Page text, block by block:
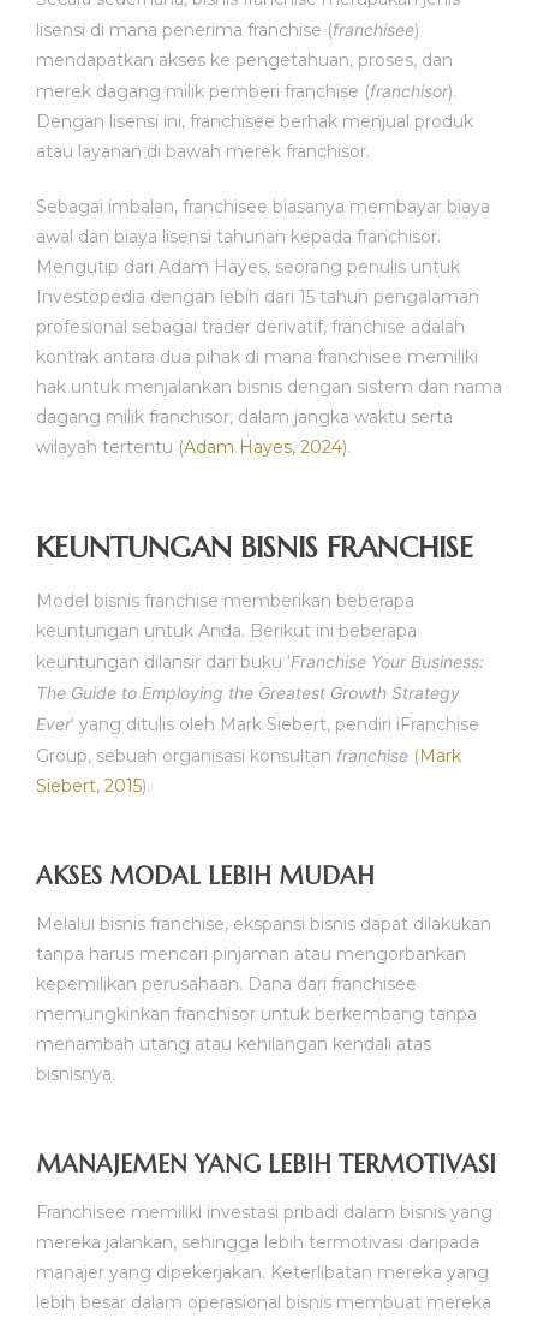
lisensi di mana penerima franchise (franchisee)
mendapatkan akses ke pengetahuan, proses, dan
merek dagang milik pemberi franchise (franchisor).
Dengan lisensi ini, franchisee berhak menjual produk
atau layanan di bawah merek franchisor.
Sebagai imbalan, franchisee biasanya membayar biaya
awal dan biaya lisensi tahunan kepada franchisor.
Mengutip dari Adam Hayes, seorang penulis untuk
Investopedia dengan lebih dari 15 tahun pengalaman
profesional sebagai trader derivatif, franchise adalah
kontrak antara dua pihak di mana franchisee memiliki
hak untuk menjalankan bisnis dengan sistem dan nama
dagang milik franchisor, dalam jangka waktu serta
wilayah tertentu (Adam Hayes, 2024).
KEUNTUNGAN BISNIS FRANCHISE
Model bisnis franchise memberikan beberapa
keuntungan untuk Anda. Berikut ini beberapa
keuntungan dilansir dari buku ‘Franchise Your Business:
The Guide to Employing the Greatest Growth Strategy
Ever‘ yang ditulis oleh Mark Siebert, pendiri iFranchise
Group, sebuah organisasi konsultan franchise (Mark
Siebert, 2015).
AKSES MODAL LEBIH MUDAH
Melalui bisnis franchise, ekspansi bisnis dapat dilakukan
tanpa harus mencari pinjaman atau mengorbankan
kepemilikan perusahaan. Dana dari franchisee
memungkinkan franchisor untuk berkembang tanpa
menambah utang atau kehilangan kendali atas
bisnisnya.
MANAJEMEN YANG LEBIH TERMOTIVASI
Franchisee memiliki investasi pribadi dalam bisnis yang
mereka jalankan, sehingga lebih termotivasi daripada
manajer yang dipekerjakan. Keterlibatan mereka yang
lebih besar dalam operasional bisnis membuat mereka